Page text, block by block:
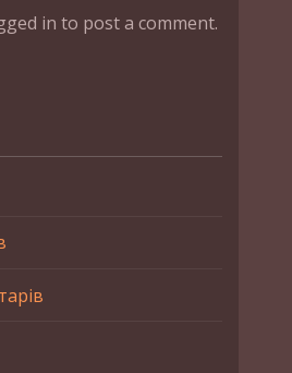
in to post a comment.